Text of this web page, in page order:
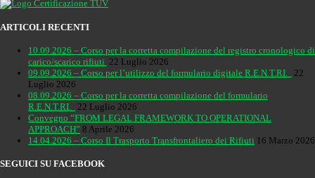
ARTICOLI RECENTI
10.09.2026 – Corso per la corretta compilazione del registro cronologico di
carico/scarico rifiuti 22 Luglio 2026
09.09.2026 – Corso per l’utilizzo del formulario digitale R.E.N.T.RI.
22
Luglio 2026
08.09.2026 – Corso per la corretta compilazione del formulario
R.E.N.T.RI.
22 Luglio 2026
Convegno “FROM LEGAL FRAMEWORK TO OPERATIONAL
APPROACH” 8 Aprile 2026
14.04.2026 – Corso Il Trasporto Transfrontaliero dei Rifiuti 16 Marzo 2026
SEGUICI SU FACEBOOK